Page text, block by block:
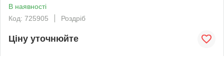
В наявності
Код: 725905
Роздріб
Ціну уточнюйте